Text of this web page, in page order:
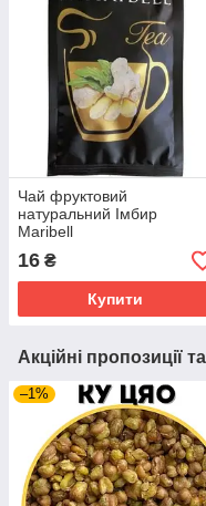
Чай фруктовий
натуральний Імбир
Maribell
16 ₴
Купити
Акційні пропозиції
–1%